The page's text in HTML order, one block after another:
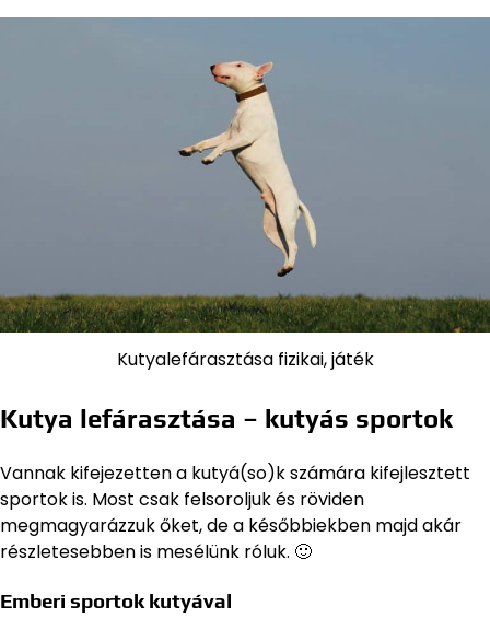
Kutyalefárasztása fizikai, játék
Kutya lefárasztása – kutyás sportok
Vannak kifejezetten a kutyá(so)k számára kifejlesztett
sportok is. Most csak felsoroljuk és röviden
megmagyarázzuk őket, de a későbbiekben majd akár
részletesebben is mesélünk róluk. 🙂
Emberi sportok kutyával